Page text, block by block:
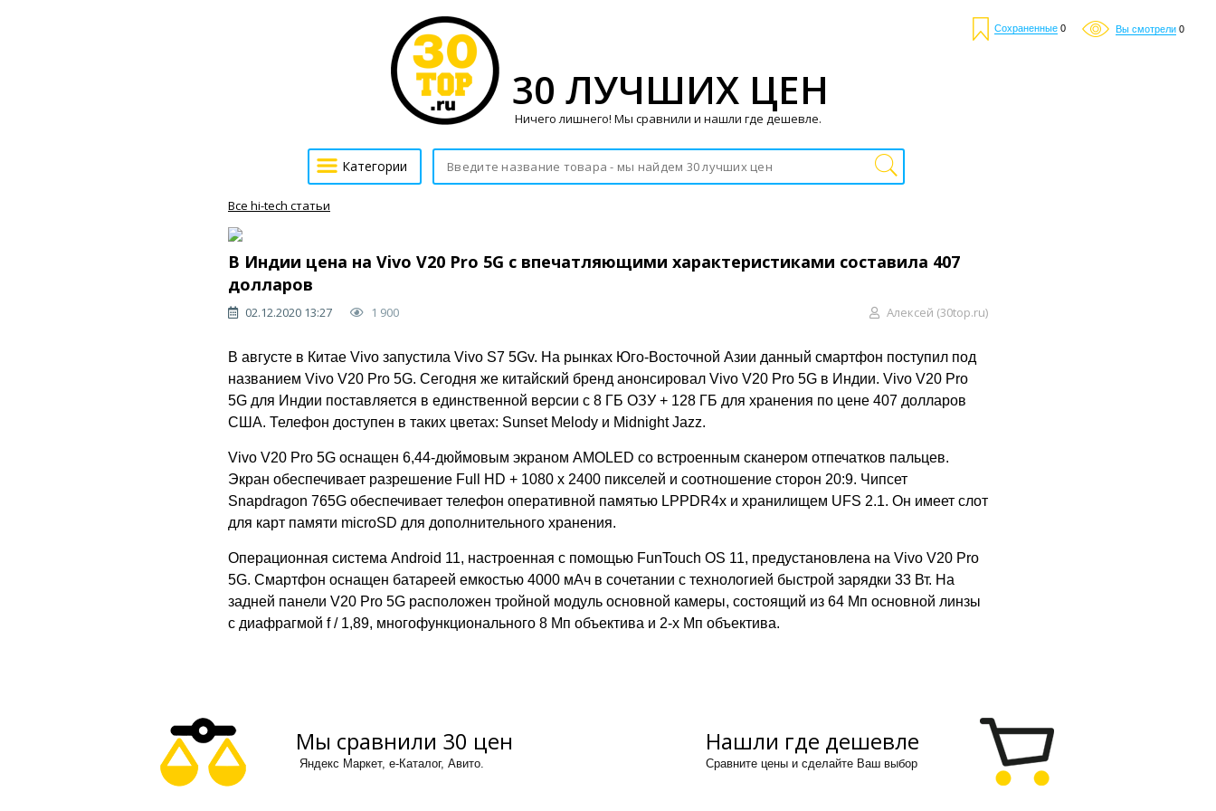
Сохраненные 0 Вы смотрели 0
Все hi-tech статьи
В Индии цена на Vivo V20 Pro 5G с впечатляющими характеристиками составила 407
долларов
02.12.2020 13:27 1 900 Алексей (30top.ru)
В августе в Китае Vivo запустила Vivo S7 5Gv. На рынках Юго-Восточной Азии данный смартфон поступил под
названием Vivo V20 Pro 5G. Сегодня же китайский бренд анонсировал Vivo V20 Pro 5G в Индии. Vivo V20 Pro
5G для Индии поставляется в единственной версии с 8 ГБ ОЗУ + 128 ГБ для хранения по цене 407 долларов
США. Телефон доступен в таких цветах: Sunset Melody и Midnight Jazz.
Vivo V20 Pro 5G оснащен 6,44-дюймовым экраном AMOLED со встроенным сканером отпечатков пальцев.
Экран обеспечивает разрешение Full HD + 1080 x 2400 пикселей и соотношение сторон 20:9. Чипсет
Snapdragon 765G обеспечивает телефон оперативной памятью LPPDR4x и хранилищем UFS 2.1. Он имеет слот
для карт памяти microSD для дополнительного хранения.
Операционная система Android 11, настроенная с помощью FunTouch OS 11, предустановлена на Vivo V20 Pro
5G. Смартфон оснащен батареей емкостью 4000 мАч в сочетании с технологией быстрой зарядки 33 Вт. На
задней панели V20 Pro 5G расположен тройной модуль основной камеры, состоящий из 64 Мп основной линзы
с диафрагмой f / 1,89, многофункционального 8 Мп объектива и 2-х Мп объектива.
Мы сравнили 30 цен
Яндекс Маркет, е-Каталог, Авито.
Нашли где дешевле
Сравните цены и сделайте Ваш выбор
30 ЛУЧШИХ ЦЕН
Ничего лишнего! Мы сравнили и нашли где дешевле.
Категории